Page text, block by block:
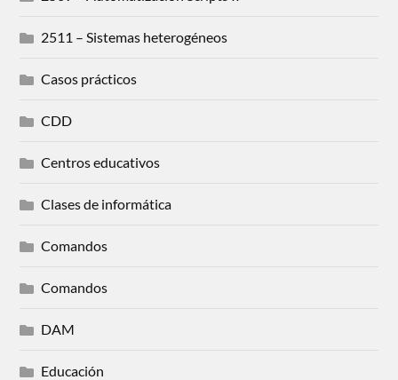
2511 – Sistemas heterogéneos
Casos prácticos
CDD
Centros educativos
Clases de informática
Comandos
Comandos
DAM
Educación